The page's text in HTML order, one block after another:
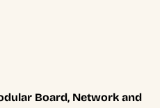
Board, Network and